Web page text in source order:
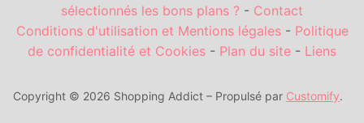
sélectionnés les bons plans ? - Contact
Conditions d'utilisation et Mentions légales- Politique
de confidentialité et Cookies - Plan du site - Liens
Copyright © 2026 Shopping Addict – Propulsé par Customify.